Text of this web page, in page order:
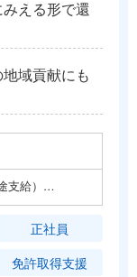
える形で還
域貢献にも
支給）…
正社員
免許取得支援